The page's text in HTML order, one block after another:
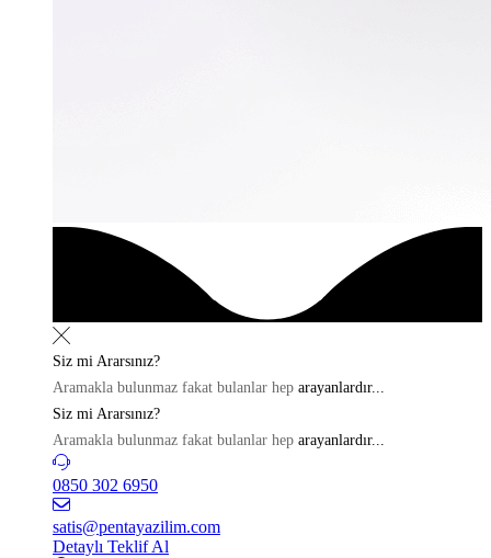
Siz mi Ararsınız?
Aramakla bulunmaz fakat bulanlar hep arayanlardır...
Siz mi Ararsınız?
Aramakla bulunmaz fakat bulanlar hep arayanlardır...
0850 302 6950
satis@pentayazilim.com
Detaylı Teklif Al